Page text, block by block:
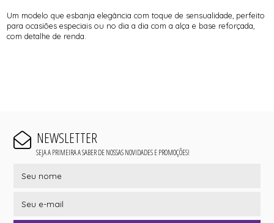
Um modelo que esbanja elegância com toque de sensualidade, perfeito
para ocasiões especiais ou no dia a dia com a alça e base reforçada,
com detalhe de renda.
NEWSLETTER
SEJA A PRIMEIRA A SABER DE NOSSAS NOVIDADES E PROMOÇÕES!